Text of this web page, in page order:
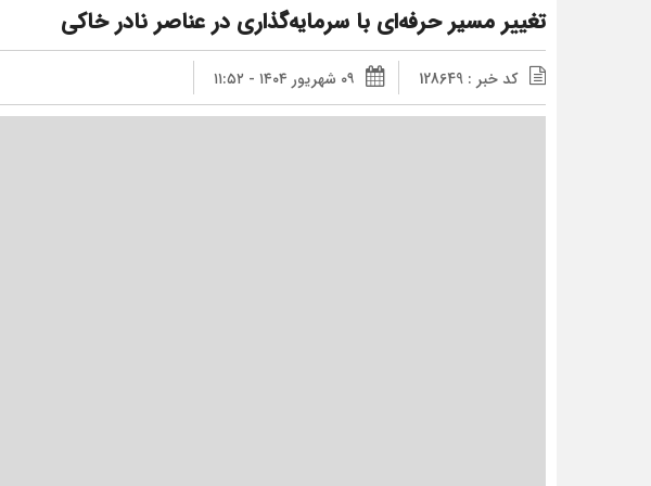
تغییر مسیر حرفه‌ای با سرمایه‌گذاری در عناصر نادر خاکی
کد خبر : 128649 ۰۹ شهریور ۱۴۰۴ - ۱۱:۵۲